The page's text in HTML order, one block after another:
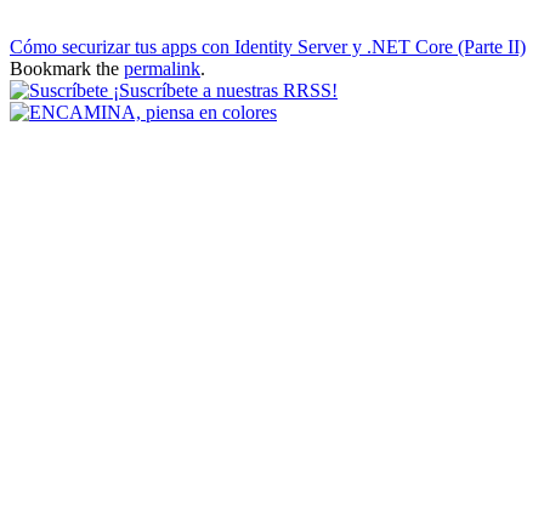
Cómo securizar tus apps con Identity Server y .NET Core (Parte II)
Bookmark the permalink.
¡Suscríbete a nuestras RRSS!